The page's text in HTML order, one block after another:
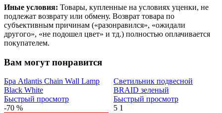
Иные условия: Товары, купленные на условиях уценки, не
подлежат возврату или обмену. Возврат товара по
субъективным причинам («разонравился», «ожидали
другого», «не подошел цвет» и тд.) полностью оплачивается
покупателем.
Вам могут понравится
Бра Atlantis Chain Wall Lamp
Black White
Быстрый просмотр
-70 %
Светильник подвесной
BRAID зеленый
Быстрый просмотр
5 1